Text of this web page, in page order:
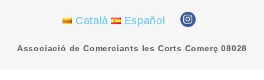
Català Español
Associació de Comerciants les Corts Comerç 08028